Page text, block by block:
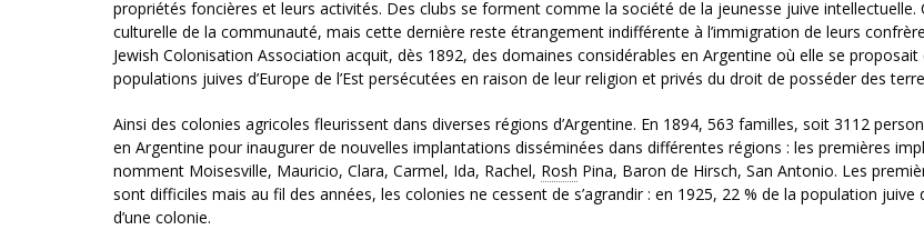
propriétés foncières et leurs activités. Des clubs se forment comme la société de la jeunesse juive intellectuelle.
culturelle de la communauté, mais cette dernière reste étrangement indifférente à l’immigration de leurs
Jewish Colonisation Association acquit, dès 1892, des domaines considérables en Argentine où elle se proposait
populations juives d’Europe de l’Est persécutées en raison de leur religion et privés du droit de posséder des
Ainsi des colonies agricoles fleurissent dans diverses régions d’Argentine. En 1894, 563 familles, soit 3112
en Argentine pour inaugurer de nouvelles implantations disséminées dans différentes régions : les premières
nomment Moisesville, Mauricio, Clara, Carmel, Ida, Rachel, Rosh Pina, Baron de Hirsch, San Antonio. Les
sont difficiles mais au fil des années, les colonies ne cessent de s’agrandir : en 1925, 22 % de la population juive
d’une colonie.